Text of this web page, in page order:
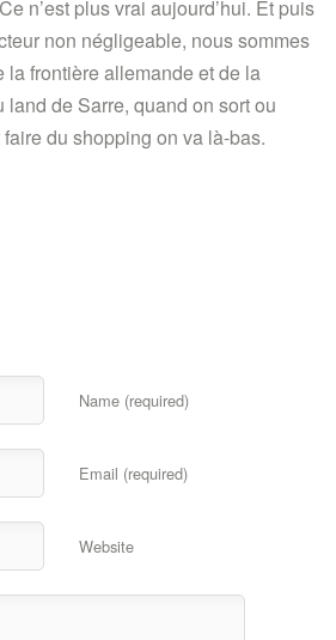
n’est plus vrai aujourd’hui. Et puis
non négligeable, nous sommes
la frontière allemande et de la
land de Sarre, quand on sort ou
faire du shopping on va là-bas.
Name (required)
Email (required)
Website